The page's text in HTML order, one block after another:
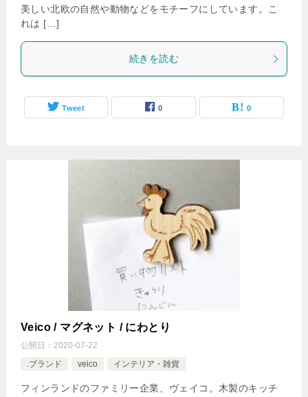
美しい北欧の自然や動物などをモチーフにしています。こ
れは […]
続きを読む
Tweet 0 0
Veico / マグネット / にわとり
公開日： 2020-07-22
.ブランド
veico インテリア・雑貨
フィンランドのファミリー企業、ヴェイコ。木製のキッチ